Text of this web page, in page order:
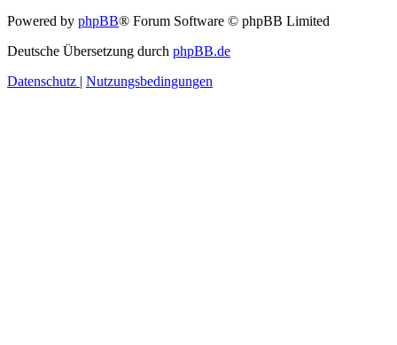
Powered by phpBB® Forum Software © phpBB Limited
Deutsche Übersetzung durch phpBB.de
Datenschutz | Nutzungsbedingungen